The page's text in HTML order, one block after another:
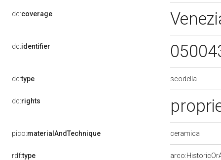
dc:coverage
dc:identifier
dc:type scodella
dc:rights
pico:materialAndTechnique ceramica
rdf:type